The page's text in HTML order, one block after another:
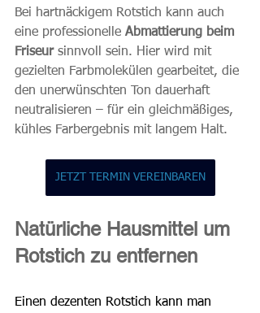
Bei hartnäckigem Rotstich kann auch
eine professionelle Abmattierung beim
Friseur sinnvoll sein. Hier wird mit
gezielten Farbmolekülen gearbeitet, die
den unerwünschten Ton dauerhaft
neutralisieren – für ein gleichmäßiges,
kühles Farbergebnis mit langem Halt.
JETZT TERMIN VEREINBAREN
Natürliche Hausmittel um
Rotstich zu entfernen
Einen dezenten Rotstich kann man